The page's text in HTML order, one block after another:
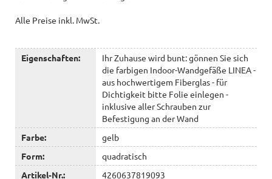
Alle Preise inkl. MwSt.
Eigenschaften:
Ihr Zuhause wird bunt: gönnen Sie sich
die farbigen Indoor-Wandgefäße LINEA -
aus hochwertigem Fiberglas - für
Dichtigkeit bitte Folie einlegen -
inklusive aller Schrauben zur
Befestigung an der Wand
Farbe:
gelb
Form:
quadratisch
Artikel-Nr.:
4260637819093